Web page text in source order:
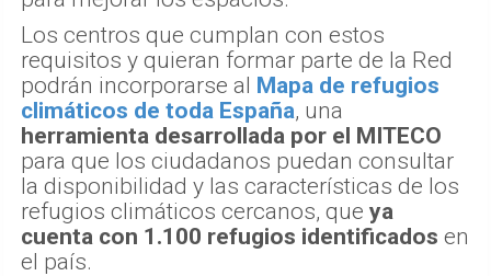
Los centros que cumplan con estos
requisitos y quieran formar parte de la Red
podrán incorporarse al Mapa de refugios
climáticos de toda España, una
herramienta desarrollada por el MITECO
para que los ciudadanos puedan consultar
la disponibilidad y las características de los
refugios climáticos cercanos, que ya
cuenta con 1.100 refugios identificados en
el país.